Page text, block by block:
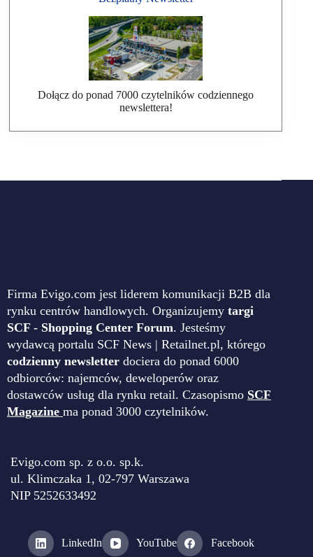
Dołącz do ponad 7000 czytelników codziennego
newslettera!
Firma Evigo.com jest liderem komunikacji B2B dla
rynku centrów handlowych. Organizujemy targi
SCF - Shopping Center Forum. Jesteśmy
wydawcą portalu SCF News | Retailnet.pl, którego
codzienny newsletter dociera do ponad 6000
odbiorców: najemców, deweloperów oraz
dostawców usług dla rynku retail. Czasopismo SCF
Magazine ma ponad 3000 czytelników.
Evigo.com sp. z o.o. sp.k.
ul. Klimczaka 1, 02-797 Warszawa
NIP 5252633492
LinkedIn YouTube Facebook